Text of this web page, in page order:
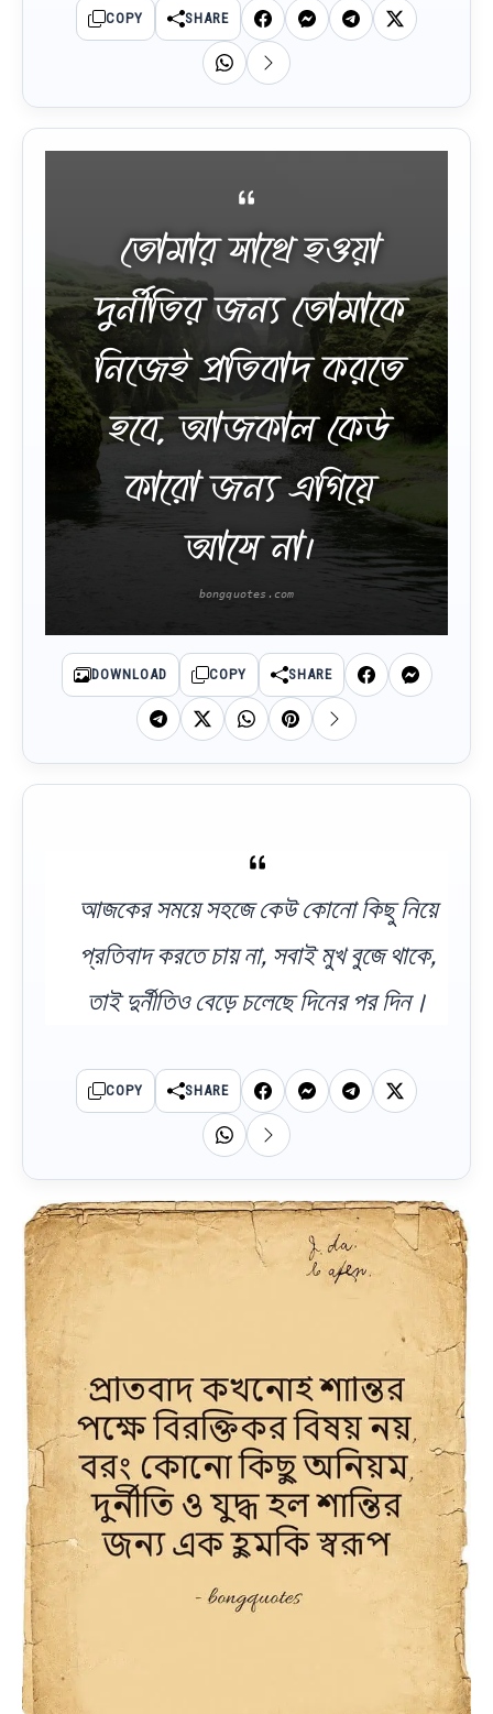
COPY SHARE
তোমার সাথে হওয়া
দুর্নীতির জন্য তোমাকে
নিজেই প্রতিবাদ করতে
হবে, আজকাল কেউ
কারো জন্য এগিয়ে
আসে না।
DOWNLOAD COPY SHARE
আজকের সময়ে সহজে কেউ কোনো কিছু নিয়ে
প্রতিবাদ করতে চায় না, সবাই মুখ বুজে থাকে,
তাই দুর্নীতিও বেড়ে চলেছে দিনের পর দিন।
COPY SHARE